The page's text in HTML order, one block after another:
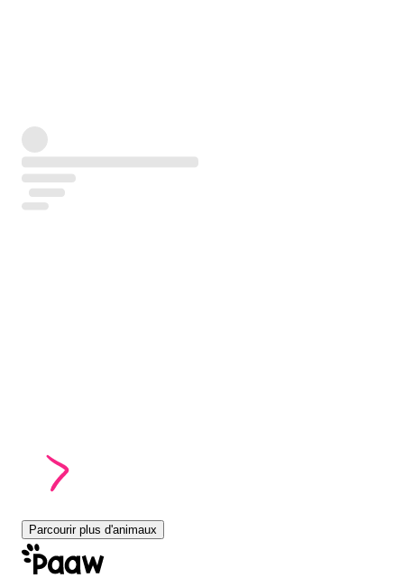
Parcourir plus d'animaux